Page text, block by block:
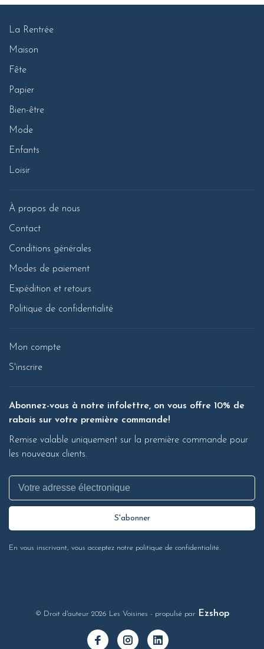
La Rentrée
Maison
Fête
Papier
Bien-être
Mode
Enfants
Loisir
À propos de nous
Contact
Conditions générales
Modes de paiement
Expédition et retours
Politique de confidentialité
Mon compte
S'inscrire
Abonnez-vous à notre infolettre, on vous offre 10% de
rabais sur votre première commande!
Remise valable uniquement sur la première commande pour
les nouveaux clients.
S'abonner
En vous inscrivant, vous acceptez notre politique de confidentialité.
© Droit d'auteur 2026 Les Voisines - propulsé par Ezshop